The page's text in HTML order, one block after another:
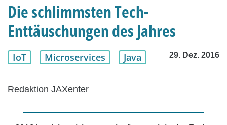
Die schlimmsten Tech-
Enttäuschungen des Jahres
IoT Microservices Java 29. Dez. 2016
Redaktion JAXenter